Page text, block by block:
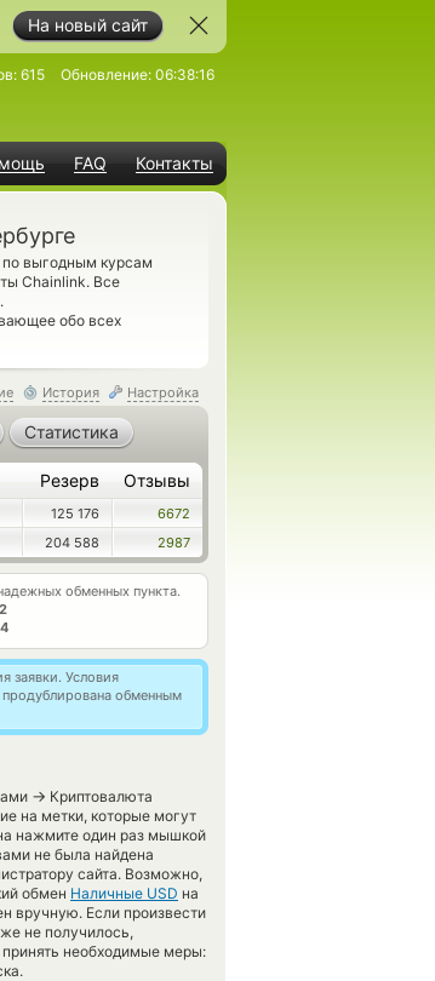
На новый сайт
FAQ Контакты
615 Обновление: 06:38:16
по выгодным курсам
Chainlink. Все
обо всех
История Настройка
Статистика
Резерв Отзывы
125 176
6672
204 588 2987
обменных пункта.
заявки. Условия
обменным
→ Криптовалюта
на метки, которые могут
нажмите один раз мышкой
не была найдена
сайта. Возможно,
обмен Наличные USD на
вручную. Если произвести
не получилось,
необходимые меры: